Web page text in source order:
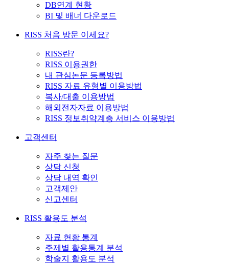
DB연계 현황
BI 및 배너 다운로드
RISS 처음 방문 이세요?
RISS란?
RISS 이용권한
내 관심논문 등록방법
RISS 자료 유형별 이용방법
복사/대출 이용방법
해외전자자료 이용방법
RISS 정보취약계층 서비스 이용방법
고객센터
자주 찾는 질문
상담 신청
상담 내역 확인
고객제안
신고센터
RISS 활용도 분석
자료 현황 통계
주제별 활용통계 분석
학술지 활용도 분석